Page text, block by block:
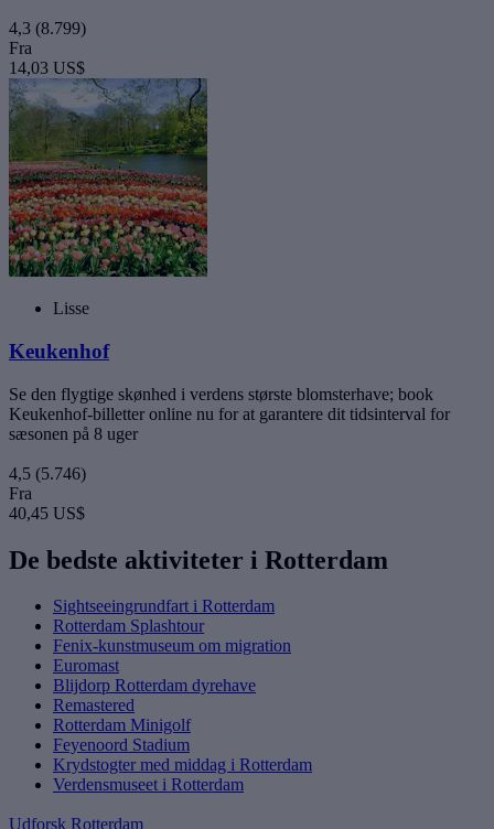
4,3 (8.799)
Fra
14,03 US$
Lisse
Keukenhof
Se den flygtige skønhed i verdens største blomsterhave; book
Keukenhof-billetter online nu for at garantere dit tidsinterval for
sæsonen på 8 uger
4,5 (5.746)
Fra
40,45 US$
De bedste aktiviteter i Rotterdam
Sightseeingrundfart i Rotterdam
Rotterdam Splashtour
Fenix-kunstmuseum om migration
Euromast
Blijdorp Rotterdam dyrehave
Remastered
Rotterdam Minigolf
Feyenoord Stadium
Krydstogter med middag i Rotterdam
Verdensmuseet i Rotterdam
Udforsk Rotterdam